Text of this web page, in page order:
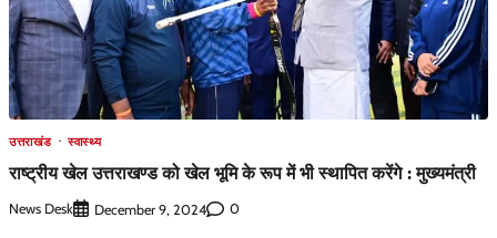
उत्तराखंड स्वास्थ्य
राष्ट्रीय खेल उत्तराखण्ड को खेल भूमि के रूप में भी स्थापित करेंगे : मुख्यमंत्री
News Desk December 9, 2024 0